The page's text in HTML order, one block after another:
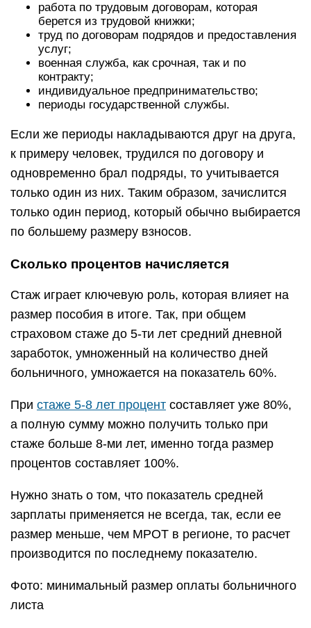
работа по трудовым договорам, которая
берется из трудовой книжки;
труд по договорам подрядов и предоставления
услуг;
военная служба, как срочная, так и по
контракту;
индивидуальное предпринимательство;
периоды государственной службы.
Если же периоды накладываются друг на друга,
к примеру человек, трудился по договору и
одновременно брал подряды, то учитывается
только один из них. Таким образом, зачислится
только один период, который обычно выбирается
по большему размеру взносов.
Сколько процентов начисляется
Стаж играет ключевую роль, которая влияет на
размер пособия в итоге. Так, при общем
страховом стаже до 5-ти лет средний дневной
заработок, умноженный на количество дней
больничного, умножается на показатель 60%.
При стаже 5-8 лет процент составляет уже 80%,
а полную сумму можно получить только при
стаже больше 8-ми лет, именно тогда размер
процентов составляет 100%.
Нужно знать о том, что показатель средней
зарплаты применяется не всегда, так, если ее
размер меньше, чем МРОТ в регионе, то расчет
производится по последнему показателю.
Фото: минимальный размер оплаты больничного
листа